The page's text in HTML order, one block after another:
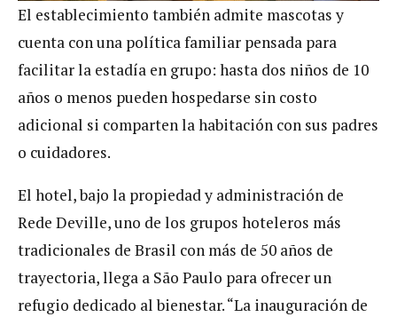
El establecimiento también admite mascotas y
cuenta con una política familiar pensada para
facilitar la estadía en grupo: hasta dos niños de 10
años o menos pueden hospedarse sin costo
adicional si comparten la habitación con sus padres
o cuidadores.
El hotel, bajo la propiedad y administración de
Rede Deville, uno de los grupos hoteleros más
tradicionales de Brasil con más de 50 años de
trayectoria, llega a São Paulo para ofrecer un
refugio dedicado al bienestar. “La inauguración de